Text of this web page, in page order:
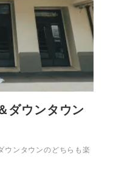
ダウンタウン
ウンタウンのどちらも楽